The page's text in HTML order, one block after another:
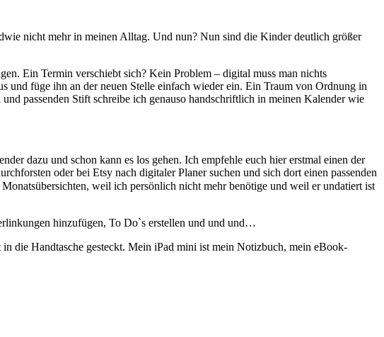
nicht mehr in meinen Alltag. Und nun? Nun sind die Kinder deutlich größer
Ein Termin verschiebt sich? Kein Problem – digital muss man nichts
und füge ihn an der neuen Stelle einfach wieder ein. Ein Traum von Ordnung in
passenden Stift schreibe ich genauso handschriftlich in meinen Kalender wie
dazu und schon kann es los gehen. Ich empfehle euch hier erstmal einen der
oder bei Etsy nach digitaler Planer suchen und sich dort einen passenden
weil ich persönlich nicht mehr benötige und weil er undatiert ist
hinzufügen, To Do`s erstellen und und und…
die Handtasche gesteckt. Mein iPad mini ist mein Notizbuch, mein eBook-